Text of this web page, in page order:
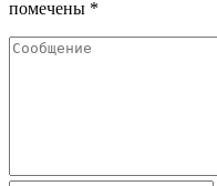
помечены *